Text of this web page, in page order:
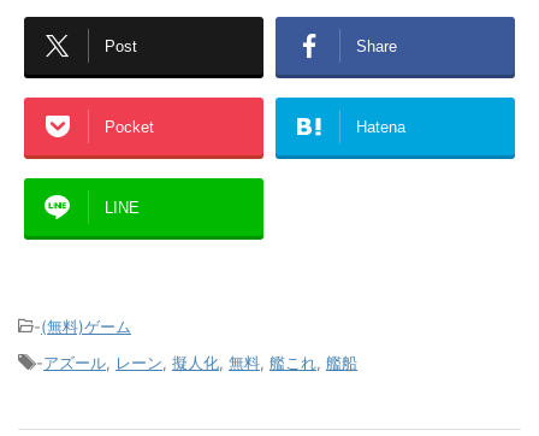
Post Share
Pocket Hatena
LINE
-(無料)ゲーム
-アズール レーン 擬人化 無料 艦これ 艦船